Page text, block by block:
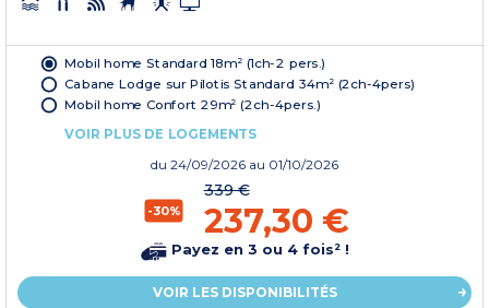
Mobil home Standard 18m² (1ch-2 pers.)
Cabane Lodge sur Pilotis Standard 34m² (2ch-4pers)
Mobil home Confort 29m² (2ch-4pers.)
VOIR PLUS DE LOGEMENTS
du 24/09/2026 au 01/10/2026
-30%
339 €
237,30 €
Payez en 3 ou 4 fois² !
VOIR LES DISPONIBILITÉS